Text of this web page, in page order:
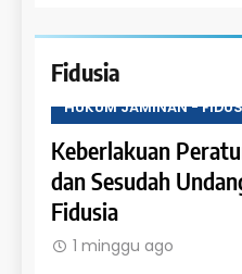
Fidusia
HUKUM JAMINAN -
Keberlakuan
dan Sesudah
Fidusia
1 minggu ago